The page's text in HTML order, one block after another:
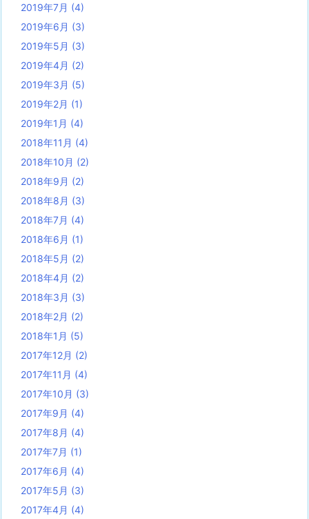
2019年7月 (4)
2019年6月 (3)
2019年5月 (3)
2019年4月 (2)
2019年3月 (5)
2019年2月 (1)
2019年1月 (4)
2018年11月 (4)
2018年10月 (2)
2018年9月 (2)
2018年8月 (3)
2018年7月 (4)
2018年6月 (1)
2018年5月 (2)
2018年4月 (2)
2018年3月 (3)
2018年2月 (2)
2018年1月 (5)
2017年12月 (2)
2017年11月 (4)
2017年10月 (3)
2017年9月 (4)
2017年8月 (4)
2017年7月 (1)
2017年6月 (4)
2017年5月 (3)
2017年4月 (4)